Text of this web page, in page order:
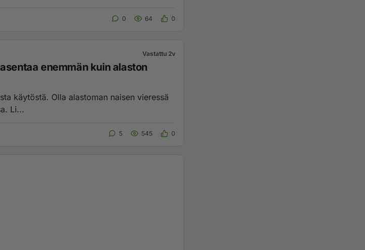
0 64 0
Vastattu 2v
enemmän kuin alaston
naisen vieressä
on turhauttavinta asiaa maailmassa. Li...
5 545 0